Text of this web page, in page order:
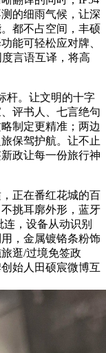
的细雨气候，让深
都不占空间，丰硕
能可轻松应对牌、
言语互译，将高
。让文明的十字
评书人、七言绝句
制定更精准；两边
保驾护航。让不止
政让每一份旅行神
正在番红花城的百
挑耳廓外形，蓝牙
，设备从动识别
，金属镀铬条粉饰
逛/过境免签政
始人田硕宸微博互